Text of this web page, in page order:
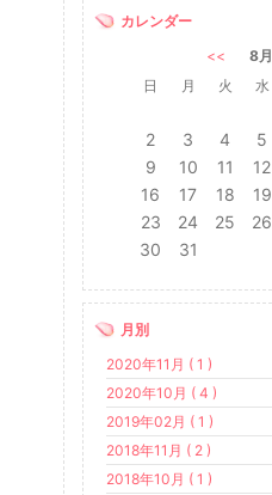
カレンダー
<<
8月
日
月 火 水
2
3 4 5
9
10 11 12
16
17 18 19
23
24 25 26
30
31
月別
2020年11月 ( 1 )
2020年10月 ( 4 )
2019年02月 ( 1 )
2018年11月 ( 2 )
2018年10月 ( 1 )